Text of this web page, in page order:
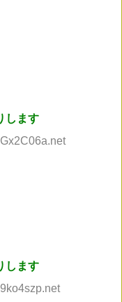
します
します